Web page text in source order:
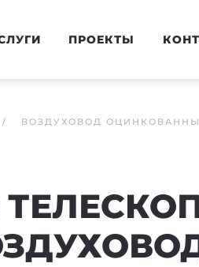
ПРОЕКТЫ
ВОЗДУХОВОД